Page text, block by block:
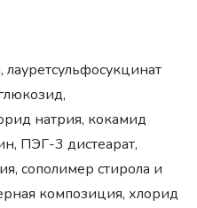
лауретсульфосукцинат
натрия, кокамид
ПЭГ-3 дистеарат,
сополимер стирола и
композиция, хлорид